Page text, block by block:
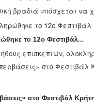
βραδιά υπόσχεται να
το 12ο Φεστιβάλ...
επισκεπτών,
στο Φεστιβάλ